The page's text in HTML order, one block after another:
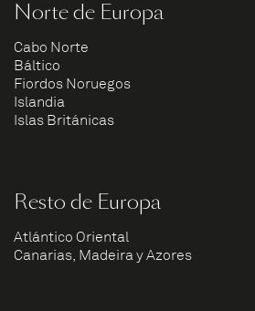
Norte de Europa
Cabo Norte
Báltico
Fiordos Noruegos
Islandia
Islas Británicas
Resto de Europa
Atlántico Oriental
Canarias, Madeira y Azores